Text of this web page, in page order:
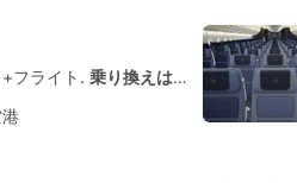
フライト. 乗り換えは保証されていません